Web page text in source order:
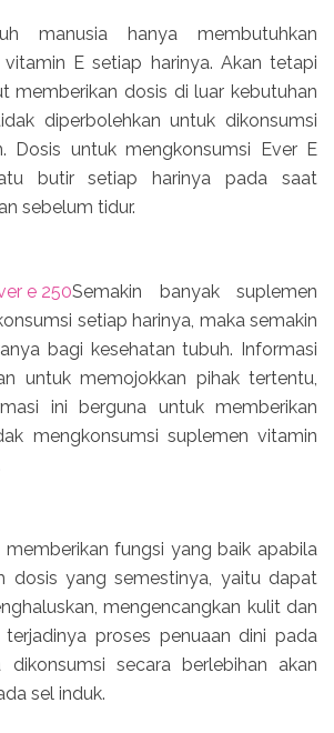
manusia hanya membutuhkan
E setiap harinya. Akan tetapi
memberikan dosis di luar kebutuhan
diperbolehkan untuk dikonsumsi
Dosis untuk mengkonsumsi Ever E
butir setiap harinya pada saat
sebelum tidur.
Semakin banyak suplemen
setiap harinya, maka semakin
bagi kesehatan tubuh. Informasi
untuk memojokkan pihak tertentu,
ini berguna untuk memberikan
mengkonsumsi suplemen vitamin
memberikan fungsi yang baik apabila
dosis yang semestinya, yaitu dapat
mengencangkan kulit dan
proses penuaan dini pada
dikonsumsi secara berlebihan akan
sel induk.